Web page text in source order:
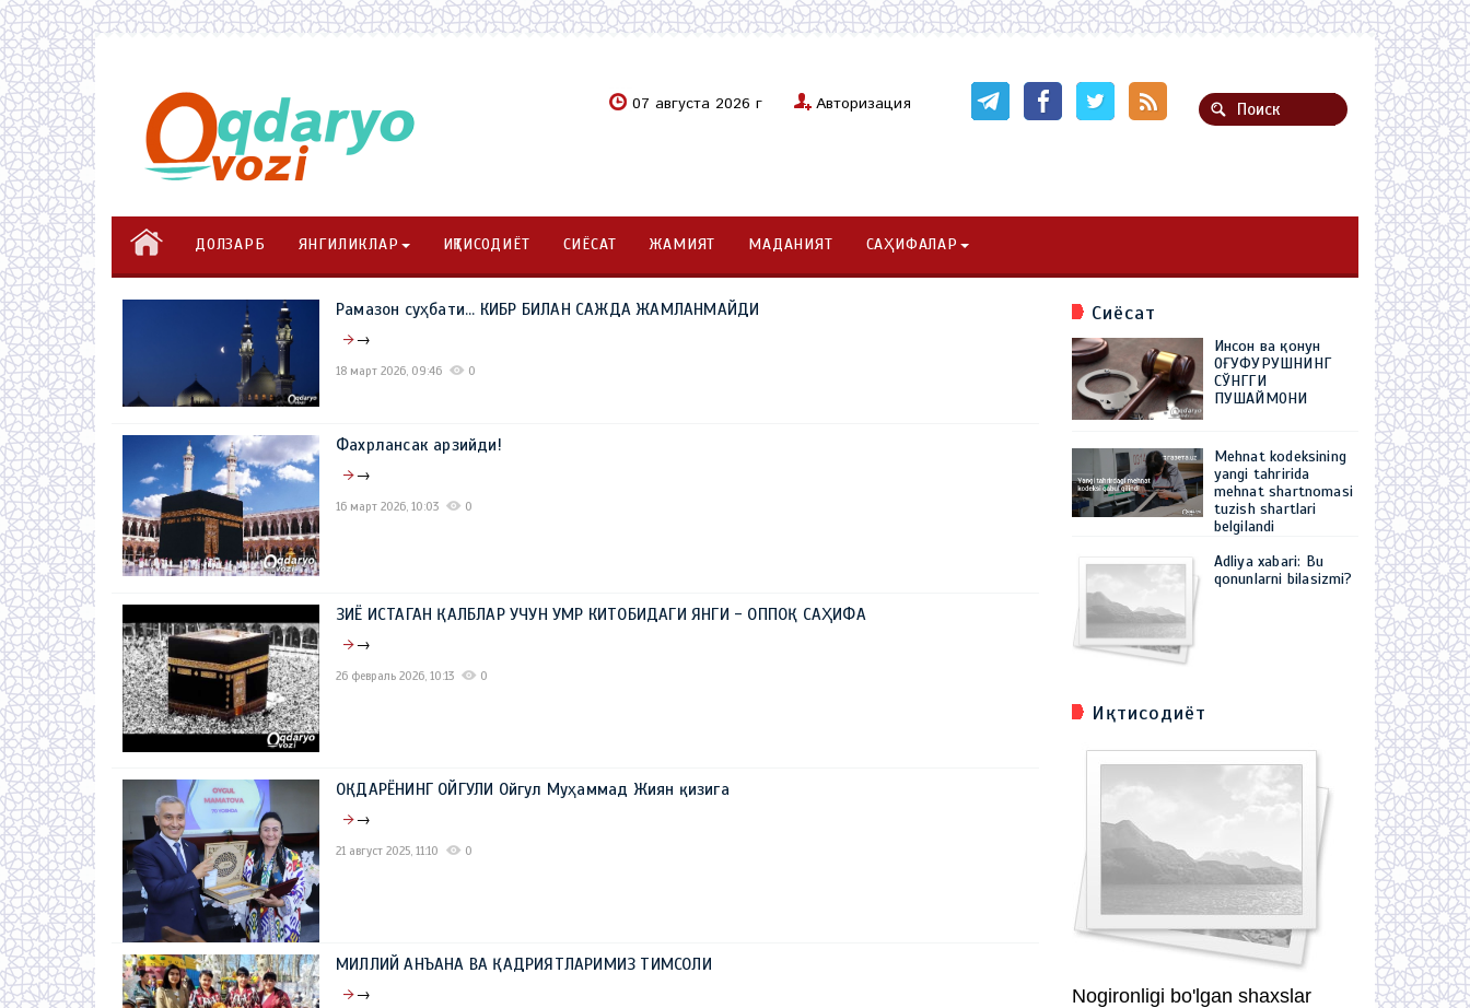
07 августа 2026 г Авторизация
ДОЛЗАРБ ЯНГИЛИКЛАР ИҚТИСОДИЁТ СИЁСАТ ЖАМИЯТ МАДАНИЯТ САҲИФАЛАР
Рамазон суҳбати... КИБР БИЛАН САЖДА ЖАМЛАНМАЙДИ
→
18 март 2026, 09:46 0
Фахрлансак арзийди!
→
16 март 2026, 10:03 0
ЗИЁ ИСТАГАН ҚАЛБЛАР УЧУН УМР КИТОБИДАГИ ЯНГИ - ОППОҚ САҲИФА
→
26 февраль 2026, 10:13 0
ОҚДАРЁНИНГ ОЙГУЛИ Ойгул Муҳаммад Жиян қизига
→
21 август 2025, 11:10 0
МИЛЛИЙ АНЪАНА ВА ҚАДРИЯТЛАРИМИЗ ТИМСОЛИ
→
Сиёсат
Инсон ва қонун
ОҒУФУРУШНИНГ
СЎНГГИ
ПУШАЙМОНИ
Mehnat kodeksining
yangi tahririda
mehnat shartnomasi
tuzish shartlari
belgilandi
Adliya xabari: Bu
qonunlarni bilasizmi?
Иқтисодиёт
Nogironligi bo'lgan shaxslar